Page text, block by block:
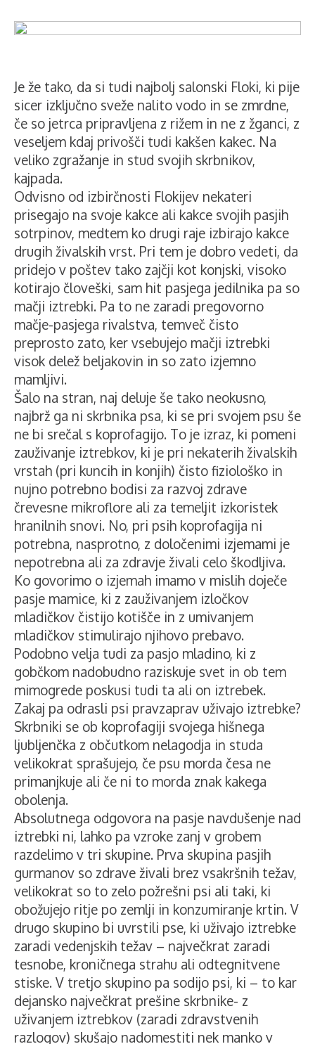
Je že tako, da si tudi najbolj salonski Floki, ki pije
sicer izključno sveže nalito vodo in se zmrdne,
če so jetrca pripravljena z rižem in ne z žganci, z
veseljem kdaj privošči tudi kakšen kakec. Na
veliko zgražanje in stud svojih skrbnikov,
kajpada.
Odvisno od izbirčnosti Flokijev nekateri
prisegajo na svoje kakce ali kakce svojih pasjih
sotrpinov, medtem ko drugi raje izbirajo kakce
drugih živalskih vrst. Pri tem je dobro vedeti, da
pridejo v poštev tako zajčji kot konjski, visoko
kotirajo človeški, sam hit pasjega jedilnika pa so
mačji iztrebki. Pa to ne zaradi pregovorno
mačje-pasjega rivalstva, temveč čisto
preprosto zato, ker vsebujejo mačji iztrebki
visok delež beljakovin in so zato izjemno
mamljivi.
Šalo na stran, naj deluje še tako neokusno,
najbrž ga ni skrbnika psa, ki se pri svojem psu še
ne bi srečal s koprofagijo. To je izraz, ki pomeni
zauživanje iztrebkov, ki je pri nekaterih živalskih
vrstah (pri kuncih in konjih) čisto fiziološko in
nujno potrebno bodisi za razvoj zdrave
črevesne mikroflore ali za temeljit izkoristek
hranilnih snovi. No, pri psih koprofagija ni
potrebna, nasprotno, z določenimi izjemami je
nepotrebna ali za zdravje živali celo škodljiva.
Ko govorimo o izjemah imamo v mislih doječe
pasje mamice, ki z zauživanjem izločkov
mladičkov čistijo kotišče in z umivanjem
mladičkov stimulirajo njihovo prebavo.
Podobno velja tudi za pasjo mladino, ki z
gobčkom nadobudno raziskuje svet in ob tem
mimogrede poskusi tudi ta ali on iztrebek.
Zakaj pa odrasli psi pravzaprav uživajo iztrebke?
Skrbniki se ob koprofagiji svojega hišnega
ljubljenčka z občutkom nelagodja in studa
velikokrat sprašujejo, če psu morda česa ne
primanjkuje ali če ni to morda znak kakega
obolenja.
Absolutnega odgovora na pasje navdušenje nad
iztrebki ni, lahko pa vzroke zanj v grobem
razdelimo v tri skupine. Prva skupina pasjih
gurmanov so zdrave živali brez vsakršnih težav,
velikokrat so to zelo požrešni psi ali taki, ki
obožujejo ritje po zemlji in konzumiranje krtin. V
drugo skupino bi uvrstili pse, ki uživajo iztrebke
zaradi vedenjskih težav – največkrat zaradi
tesnobe, kroničnega strahu ali odtegnitvene
stiske. V tretjo skupino pa sodijo psi, ki – to kar
dejansko največkrat prešine skrbnike- z
uživanjem iztrebkov (zaradi zdravstvenih
razlogov) skušajo nadomestiti nek manko v